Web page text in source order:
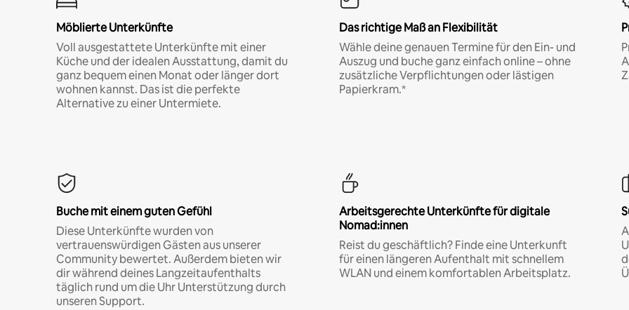
Möblierte Unterkünfte
Voll ausgestattete Unterkünfte mit einer
Küche und der idealen Ausstattung, damit du
ganz bequem einen Monat oder länger dort
wohnen kannst. Das ist die perfekte
Alternative zu einer Untermiete.
Das richtige Maß an Flexibilität
Wähle deine genauen Termine für den Ein- und
Auszug und buche ganz einfach online – ohne
zusätzliche Verpflichtungen oder lästigen
Papierkram.*
Buche mit einem guten Gefühl
Diese Unterkünfte wurden von
vertrauenswürdigen Gästen aus unserer
Community bewertet. Außerdem bieten wir
dir während deines Langzeitaufenthalts
täglich rund um die Uhr Unterstützung durch
unseren Support.
Arbeitsgerechte Unterkünfte für digitale
Nomad:innen
Reist du geschäftlich? Finde eine Unterkunft
für einen längeren Aufenthalt mit schnellem
WLAN und einem komfortablen Arbeitsplatz.